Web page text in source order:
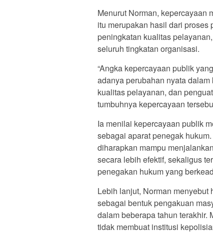
Menurut Norman, kepercayaan
itu merupakan hasil dari
peningkatan kualitas
seluruh tingkatan organisasi.
“Angka kepercayaan publik
adanya perubahan nyata
kualitas pelayanan, dan
tumbuhnya kepercayaan
Ia menilai kepercayaan publik
sebagai aparat penegak
diharapkan mampu
secara lebih efektif, sekaligus
penegakan hukum yang
Lebih lanjut, Norman
sebagai bentuk pengakuan
dalam beberapa tahun terakhir.
tidak membuat institusi